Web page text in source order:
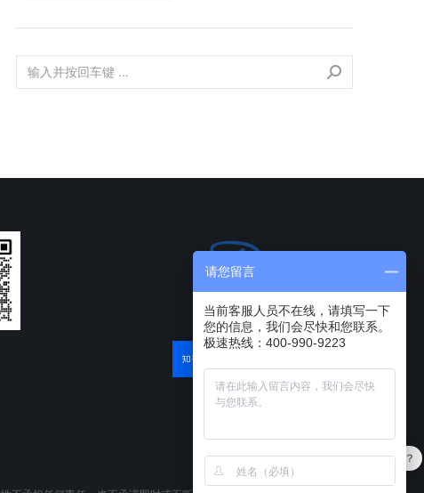
最近有优惠吗？
请您留言
当前客服人员不在线，请填写一下
您的信息，我们会尽快和您联系。
极速热线：400-990-9223